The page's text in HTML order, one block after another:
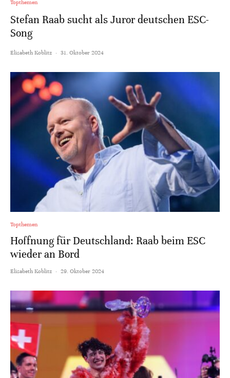
Topthemen
Stefan Raab sucht als Juror deutschen ESC-
Song
Elisabeth Koblitz · 31. Oktober 2024
Topthemen
Hoffnung für Deutschland: Raab beim ESC
wieder an Bord
Elisabeth Koblitz · 29. Oktober 2024